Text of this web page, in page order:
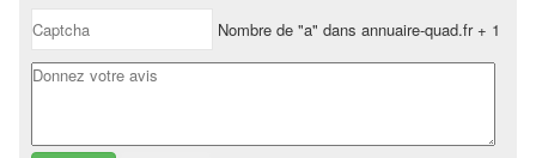
Nombre de "a" dans annuaire-quad.fr + 1